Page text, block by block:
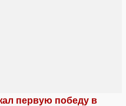
первую победу в